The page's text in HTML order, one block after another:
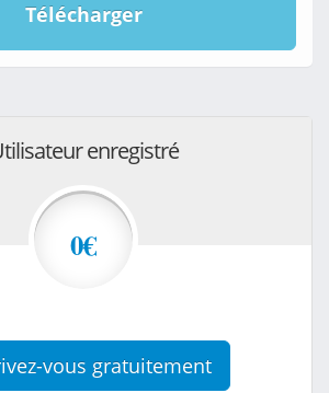
Télécharger
enregistré
0€
vous gratuitement